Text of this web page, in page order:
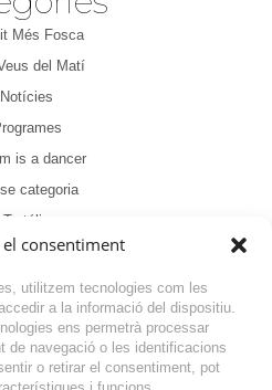
consentiment
utilitzem tecnologies com les
a la informació del dispositiu.
ens permetrà processar
de navegació o les identificacions
o retirar el consentiment, pot
Més Fosca
del Matí
Notícies
is a dancer
categoria
Tertúlia
ANTERIOR